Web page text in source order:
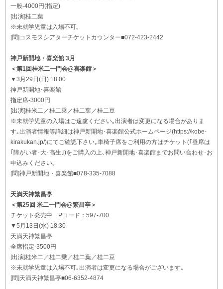
一般-4000円(指定)
[出演]桂二葉
※未就学児童は入場不可｡
[問]コスモスシアターチケットカウンター■072-423-2442
神戸新開地・喜楽館 3月
＜第1回桂米二一門会@喜楽館＞
▼3月29日(日) 18:00
神戸新開地･喜楽館
指定席-3000円
[出演]桂米二／桂二乗／桂二葉／桂二豆
※未就学児童の入場はご遠慮ください｡出演者は変更になる場合がありま
す｡出演者情報等詳細は神戸新開地･喜楽館公式ホームページ(https://kobe-
kirakukan.jp/)にてご確認下さい｡車椅子席をご利用の方はチケット(｢昼席は
｢障がい者･大･高生｣)をご購入の上､神戸新開地･喜楽館までお問い合わせ･お
申込みください｡
[問]神戸新開地・喜楽館■078-335-7088
天満天神繁昌亭
＜第25回 米二一門会@繁昌亭＞
チケット発売中 Pコード：597-700
▼5月13日(水) 18:30
天満天神繁昌亭
全席指定-3500円
[出演]桂米二／桂二乗／桂二葉／桂二豆
※未就学児童は入場不可｡出演者は変更になる場合がございます｡
[問]天満天神繁昌亭■06-6352-4874